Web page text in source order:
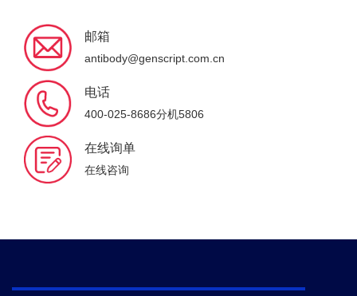
邮箱
antibody@genscript.com.cn
电话
400-025-8686分机5806
在线询单
在线咨询